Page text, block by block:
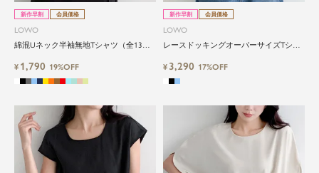
新作早割 会員価格
LOWO
綿混Uネック半袖無地Tシャツ（全13
¥ 1,790 19%OFF
新作早割 会員価格
LOWO
レースドッキングオーバーサイズTシャ
¥ 3,290 17%OFF